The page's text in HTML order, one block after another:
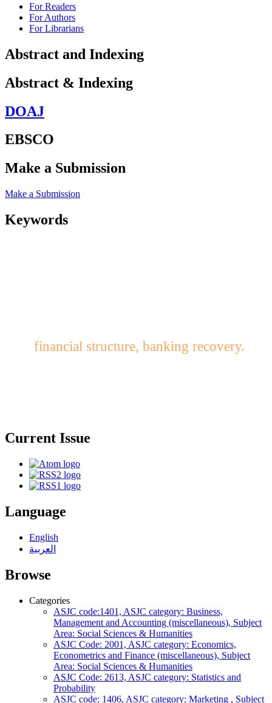
For Readers
For Authors
For Librarians
Abstract and Indexing
Abstract & Indexing
DOAJ
EBSCO
Make a Submission
Make a Submission
Keywords
financial structure, banking recovery.
Current Issue
Language
English
العربية
Browse
Categories
ASJC code:1401, ASJC category: Business,
Management and Accounting (miscellaneous), Subject
Area: Social Sciences & Humanities
ASJC Code: 2001, ASJC category: Economics,
Econometrics and Finance (miscellaneous), Subject
Area: Social Sciences & Humanities
ASJC Code: 2613, ASJC category: Statistics and
Probability
ASJC code: 1406, ASJC category: Marketing , Subject